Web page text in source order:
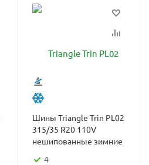
Шины Triangle Trin PL02
315/35 R20 110V
нешипованные зимние
4